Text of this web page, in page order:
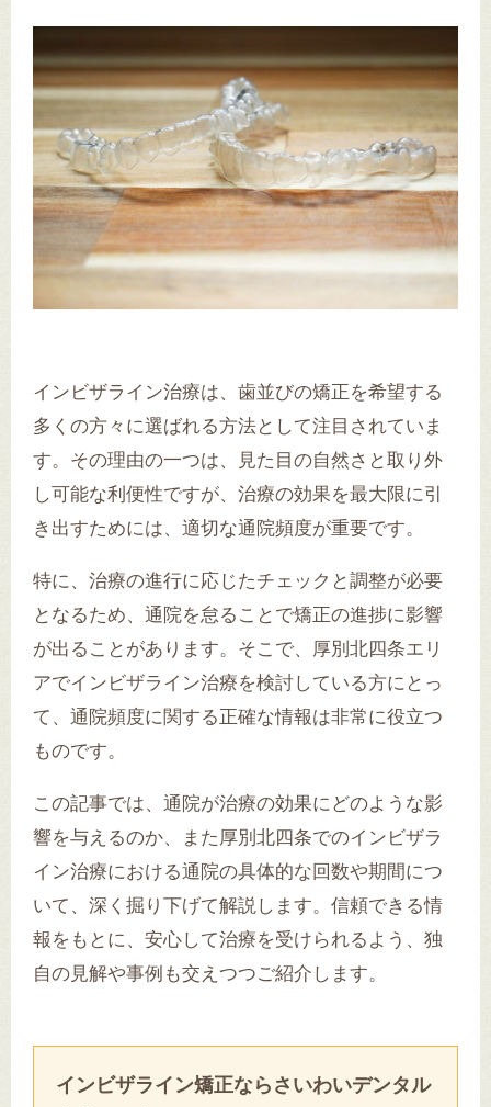
インビザライン治療は、歯並びの矯正を希望する
多くの方々に選ばれる方法として注目されていま
す。その理由の一つは、見た目の自然さと取り外
し可能な利便性ですが、治療の効果を最大限に引
き出すためには、適切な通院頻度が重要です。
特に、治療の進行に応じたチェックと調整が必要
となるため、通院を怠ることで矯正の進捗に影響
が出ることがあります。そこで、厚別北四条エリ
アでインビザライン治療を検討している方にとっ
て、通院頻度に関する正確な情報は非常に役立つ
ものです。
この記事では、通院が治療の効果にどのような影
響を与えるのか、また厚別北四条でのインビザラ
イン治療における通院の具体的な回数や期間につ
いて、深く掘り下げて解説します。信頼できる情
報をもとに、安心して治療を受けられるよう、独
自の見解や事例も交えつつご紹介します。
インビザライン矯正ならさいわいデンタル